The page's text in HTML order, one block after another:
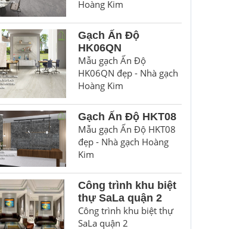
Hoàng Kim
Gạch Ấn Độ
HK06QN
Mẫu gạch Ấn Độ
HK06QN đẹp - Nhà gạch
Hoàng Kim
Gạch Ấn Độ HKT08
Mẫu gạch Ấn Độ HKT08
đẹp - Nhà gạch Hoàng
Kim
Công trình khu biệt
thự SaLa quận 2
Công trình khu biệt thự
SaLa quận 2